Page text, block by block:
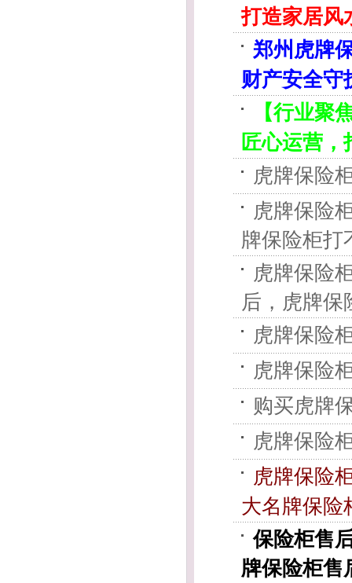
打造家居风
郑州虎牌
财产安全守
【行业聚
匠心运营，
虎牌保险
虎牌保险
牌保险柜打
虎牌保险
后，虎牌保
虎牌保险
虎牌保险
购买虎牌
虎牌保险
虎牌保险
大名牌保险
保险柜售
牌保险柜售